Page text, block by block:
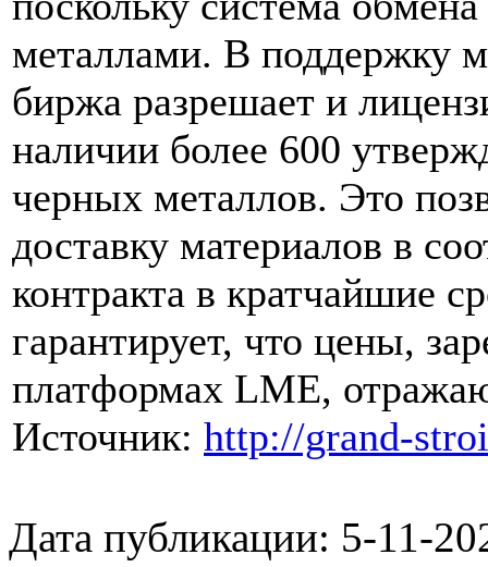
металлами. В поддержку
биржа разрешает и
наличии более 600
черных металлов. Это
доставку материалов в
контракта в кратчайшие
гарантирует, что цены,
платформах LME,
Источник: http://grand-
Дата публикации: 5-11-